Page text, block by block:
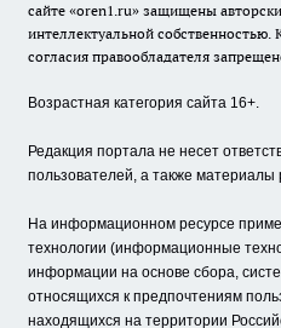
сайте «oren1.ru» защищены
интеллектуальной
согласия правообладателя
Возрастная категория сайта 16+.
Редакция портала не несет
пользователей, а также
На информационном ресурсе
технологии (информационные
информации на основе сбора,
относящихся к предпочтениям
находящихся на территории